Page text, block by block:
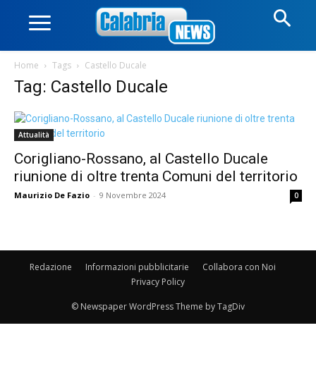
Home Tags Castello Ducale
Tag: Castello Ducale
Attualità
Corigliano-Rossano, al Castello Ducale
riunione di oltre trenta Comuni del territorio
Maurizio De Fazio - 9 Novembre 2024 0
Redazione Informazioni pubblicitarie
Collabora con Noi
Privacy Policy
© Newspaper WordPress Theme by TagDiv